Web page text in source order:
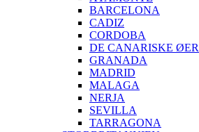
BARCELONA
CADIZ
CORDOBA
DE CANARISKE ØER
GRANADA
MADRID
MALAGA
NERJA
SEVILLA
TARRAGONA